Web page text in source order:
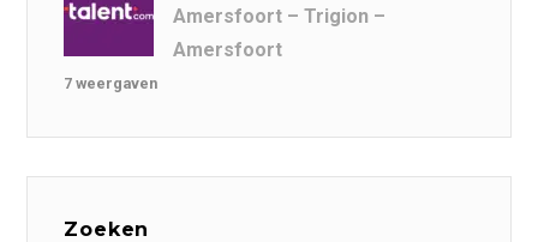
Amersfoort – Trigion –
Amersfoort
7 weergaven
Zoeken